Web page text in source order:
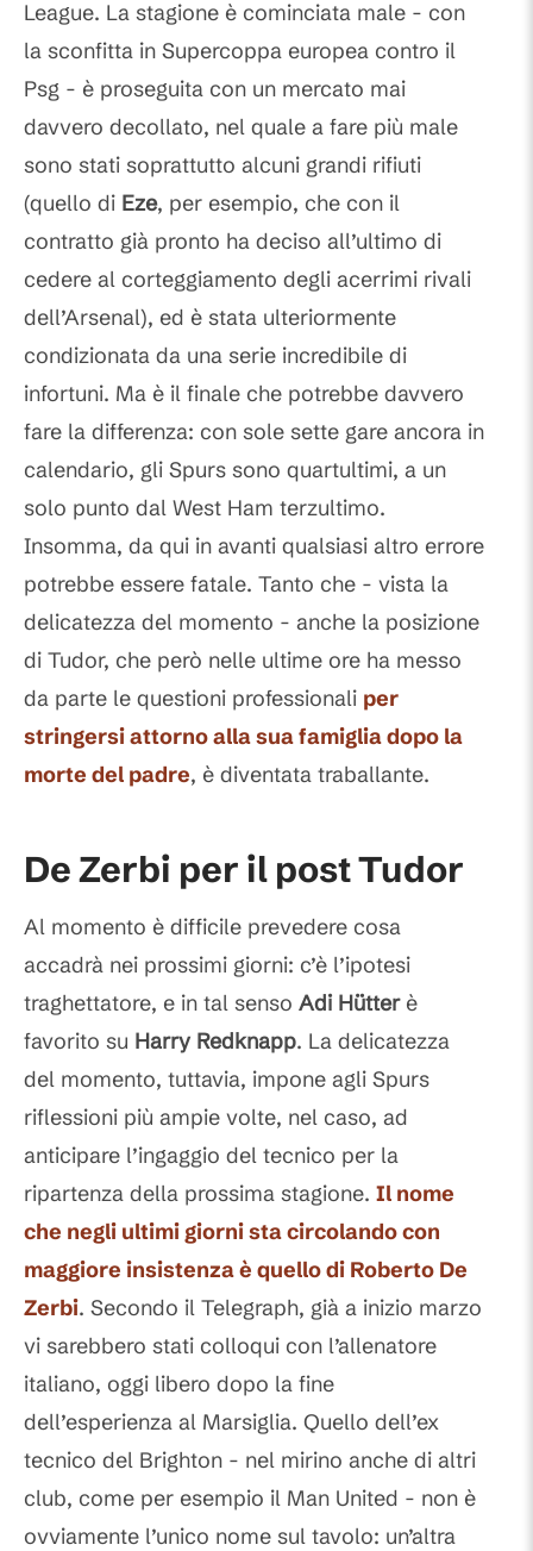
League. La stagione è cominciata male - con
la sconfitta in Supercoppa europea contro il
Psg - è proseguita con un mercato mai
davvero decollato, nel quale a fare più male
sono stati soprattutto alcuni grandi rifiuti
(quello di Eze, per esempio, che con il
contratto già pronto ha deciso all’ultimo di
cedere al corteggiamento degli acerrimi rivali
dell’Arsenal), ed è stata ulteriormente
condizionata da una serie incredibile di
infortuni. Ma è il finale che potrebbe davvero
fare la differenza: con sole sette gare ancora in
calendario, gli Spurs sono quartultimi, a un
solo punto dal West Ham terzultimo.
Insomma, da qui in avanti qualsiasi altro errore
potrebbe essere fatale. Tanto che - vista la
delicatezza del momento - anche la posizione
di Tudor, che però nelle ultime ore ha messo
da parte le questioni professionali per
stringersi attorno alla sua famiglia dopo la
morte del padre, è diventata traballante.
De Zerbi per il post Tudor
Al momento è difficile prevedere cosa
accadrà nei prossimi giorni: c’è l’ipotesi
traghettatore, e in tal senso Adi Hütterè
favorito su Harry Redknapp. La delicatezza
del momento, tuttavia, impone agli Spurs
riflessioni più ampie volte, nel caso, ad
anticipare l’ingaggio del tecnico per la
ripartenza della prossima stagione. Il nome
che negli ultimi giorni sta circolando con
maggiore insistenza è quello di Roberto De
Zerbi. Secondo il Telegraph, già a inizio marzo
vi sarebbero stati colloqui con l’allenatore
italiano, oggi libero dopo la fine
dell’esperienza al Marsiglia. Quello dell’ex
tecnico del Brighton - nel mirino anche di altri
club, come per esempio il Man United - non è
ovviamente l’unico nome sul tavolo: un’altra